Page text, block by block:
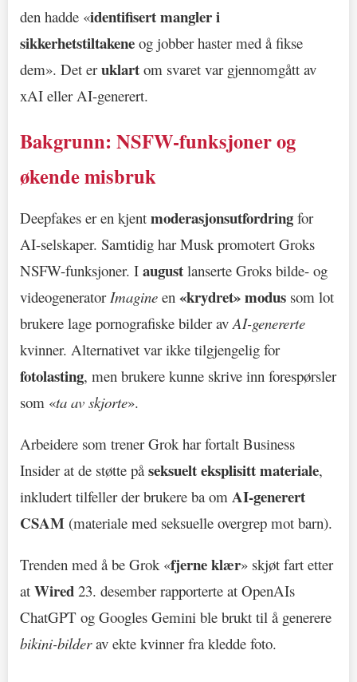
den hadde «identifisert mangler i
sikkerhetstiltakene og jobber haster med å fikse
dem». Det eruklart om svaret var gjennomgått av
xAI eller AI-generert.
Bakgrunn: NSFW-funksjoner og
økende misbruk
Deepfakes er en kjent moderasjonsutfordring for
AI-selskaper. Samtidig har Musk promotert Groks
NSFW-funksjoner. I august lanserte Groks bilde- og
videogenerator Imagine en «krydret» modus som lot
brukere lage pornografiske bilder av AI-genererte
kvinner. Alternativet var ikke tilgjengelig for
fotolasting, men brukere kunne skrive inn forespørsler
som «ta av skjorte».
Arbeidere som trener Grok har fortalt Business
Insider at de støtte påseksuelt eksplisitt materiale,
inkludert tilfeller der brukere ba om AI-generert
CSAM (materiale med seksuelle overgrep mot barn).
Trenden med å be Grok «fjerne klær» skjøt fart etter
at Wired 23. desember rapporterte at OpenAIs
ChatGPT og Googles Gemini ble brukt til å generere
bikini-bilderav ekte kvinner fra kledde foto.